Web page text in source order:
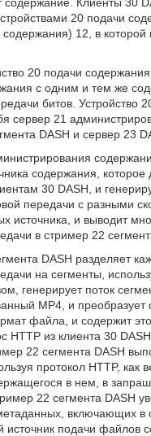
20 подачи
содержания) 12, в которой
20 подачи
с одним и тем же
битов. Устройство
сервер 21
DASH и сервер 23
содержания, которое
30 DASH, и
передачи с разными
источника, и выводит
в стример 22
DASH разделяет
на сегменты,
генерирует поток
МР4, и преобразует
файла, и содержит
HTTP из клиента 30
22 сегмента DASH
протокол HTTP, как
в нем, в
22 сегмента DASH
включающих в
подачи файлов